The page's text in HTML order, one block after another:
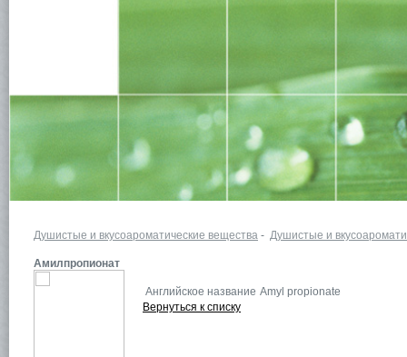
Душистые и вкусоароматические вещества - Душистые и
Амилпропионат
Английское название Amyl propionate
Вернуться к списку